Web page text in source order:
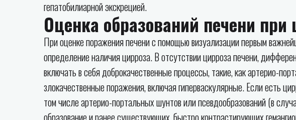
гепатобилиарной экскрецией.
Оценка образований печени
При оценке поражения печени с помощью визуализации первым
определение наличия цирроза. В отсутствии цирроза печени,
включать в себя доброкачественные процессы, такие, как артерио-
злокачественные поражения, включая гиперваскулярные. Если есть
том числе артерио-портальных шунтов или псевдообразований (в
образование и ранее существующих, быстро контрастирующих